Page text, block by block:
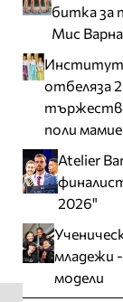
битка за
Мис
Институт
отбеляза
поли
Atelier
2026"
младежи
модели